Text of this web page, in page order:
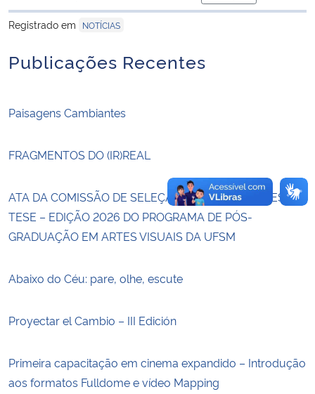
Secretaria-Geral
Planalto
para área de
Registrado em
NOTÍCIAS
Publicações Recentes
Paisagens Cambiantes
FRAGMENTOS DO (IR)REAL
ATA DA COMISSÃO DE SELEÇÃO DO PRÊMIO CAPES DE
TESE – EDIÇÃO 2026 DO PROGRAMA DE PÓS-
GRADUAÇÃO EM ARTES VISUAIS DA UFSM
Abaixo do Céu: pare, olhe, escute
Proyectar el Cambio – III Edición
Primeira capacitação em cinema expandido – Introdução
aos formatos Fulldome e vídeo Mapping